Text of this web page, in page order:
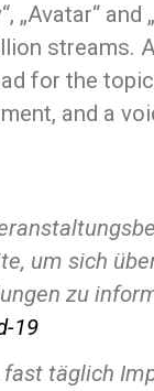
„Avatar“ and
streams.
for the
and a
um sich
zu
19
täglich